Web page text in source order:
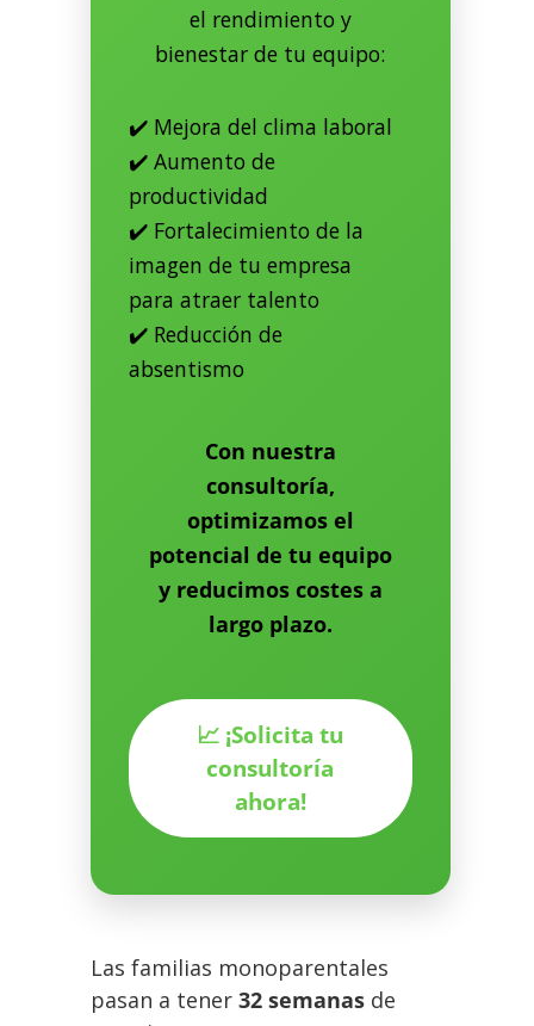
el rendimiento y
bienestar de tu equipo:
✔️ Mejora del clima laboral
✔️ Aumento de
productividad
✔️ Fortalecimiento de la
imagen de tu empresa
para atraer talento
✔️ Reducción de
absentismo
Con nuestra
consultoría,
optimizamos el
potencial de tu equipo
y reducimos costes a
largo plazo.
📈 ¡Solicita tu
consultoría
ahora!
Las familias monoparentales
pasan a tener32 semanas de